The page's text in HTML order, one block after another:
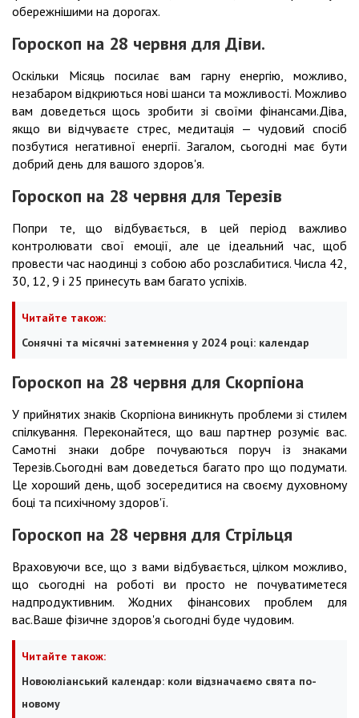
обережнішими на дорогах.
Гороскоп на 28 червня для Діви.
Оскільки Місяць посилає вам гарну енергію, можливо,
незабаром відкриються нові шанси та можливості. Можливо
вам доведеться щось зробити зі своїми фінансами.Діва,
якщо ви відчуваєте стрес, медитація — чудовий спосіб
позбутися негативної енергії. Загалом, сьогодні має бути
добрий день для вашого здоров'я.
Гороскоп на 28 червня для Терезів
Попри те, що відбувається, в цей період важливо
контролювати свої емоції, але це ідеальний час, щоб
провести час наодинці з собою або розслабитися. Числа 42,
30, 12, 9 і 25 принесуть вам багато успіхів.
Читайте також:
Сонячні та місячні затемнення у 2024 році: календар
Гороскоп на 28 червня для Скорпіона
У прийнятих знаків Скорпіона виникнуть проблеми зі стилем
спілкування. Переконайтеся, що ваш партнер розуміє вас.
Самотні знаки добре почуваються поруч із знаками
Терезів.Сьогодні вам доведеться багато про що подумати.
Це хороший день, щоб зосередитися на своєму духовному
боці та психічному здоров'ї.
Гороскоп на 28 червня для Стрільця
Враховуючи все, що з вами відбувається, цілком можливо,
що сьогодні на роботі ви просто не почуватиметеся
надпродуктивним. Жодних фінансових проблем для
вас.Ваше фізичне здоров'я сьогодні буде чудовим.
Читайте також:
Новоюліанський календар: коли відзначаємо свята по-
новому